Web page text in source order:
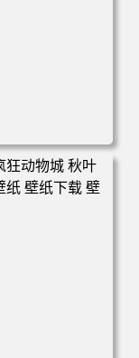
4k壁纸 3840x2